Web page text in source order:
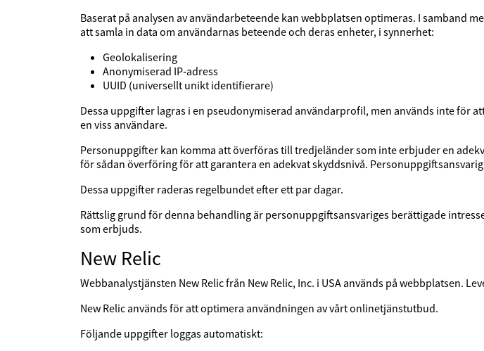
Baserat på analysen av användarbeteende kan webbplatsen optimeras. I samband
att samla in data om användarnas beteende och deras enheter, i synnerhet:
Geolokalisering
Anonymiserad IP‑adress
UUID (universellt unikt identifierare)
Dessa uppgifter lagras i en pseudonymiserad användarprofil, men används inte för
en viss användare.
Personuppgifter kan komma att överföras till tredjeländer som inte erbjuder en
för sådan överföring för att garantera en adekvat skyddsnivå.
Dessa uppgifter raderas regelbundet efter ett par dagar.
Rättslig grund för denna behandling är personuppgiftsansvariges berättigade
som erbjuds.
New Relic
Webbanalystjänsten New Relic från New Relic, Inc. i USA används på webbplatsen.
New Relic används för att optimera användningen av vårt onlinetjänstutbud.
Följande uppgifter loggas automatiskt: